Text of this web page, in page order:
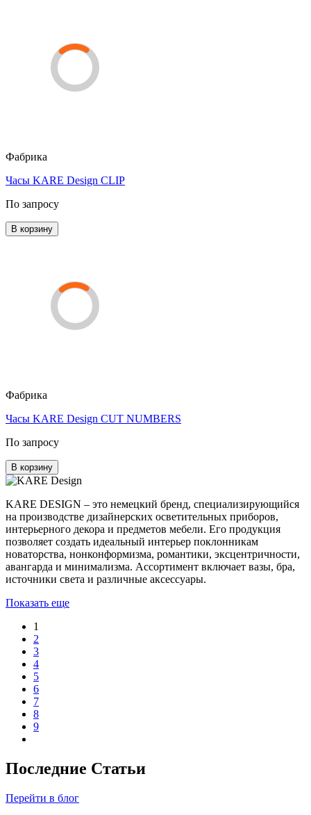
Фабрика
Часы KARE Design CLIP
По запросу
В корзину
Фабрика
Часы KARE Design CUT NUMBERS
По запросу
В корзину
KARE DESIGN – это немецкий бренд, специализирующийся
на производстве дизайнерских осветительных приборов,
интерьерного декора и предметов мебели. Его продукция
позволяет создать идеальный интерьер поклонникам
новаторства, нонконформизма, романтики, эксцентричности,
авангарда и минимализма. Ассортимент включает вазы, бра,
источники света и различные аксессуары.
Показать еще
1
2
3
4
5
6
7
8
9
Последние Статьи
Перейти в блог